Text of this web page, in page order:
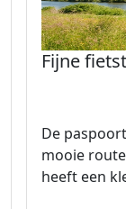
Fijne
De
mooie
heeft een